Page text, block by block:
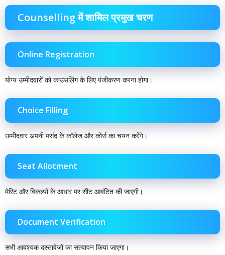
Counselling में शामिल प्रमुख चरण
Online Registration
योग्य उम्मीदवारों को काउंसलिंग के लिए पंजीकरण करना होगा।
Choice Filling
उम्मीदवार अपनी पसंद के कॉलेज और कोर्स का चयन करेंगे।
Seat Allotment
मेरिट और विकल्पों के आधार पर सीट आवंटित की जाएगी।
Document Verification
सभी आवश्यक दस्तावेजों का सत्यापन किया जाएगा।